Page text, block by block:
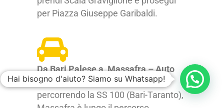
per Piazza Giuseppe Garibaldi.
Da Bari Palese a Massafra – Auto
Si può raggiungere Massafra
percorrendo la SS 100 (Bari-Taranto),
Hai bisogno d'aiuto? Siamo su Whatsapp!